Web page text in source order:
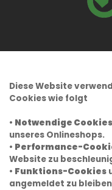
Diese Website
Cookies wie folgt
• Notwendige Cookies
unseres Onlineshops.
• Performance-
Website zu
• Funktions-Cookies
angemeldet zu